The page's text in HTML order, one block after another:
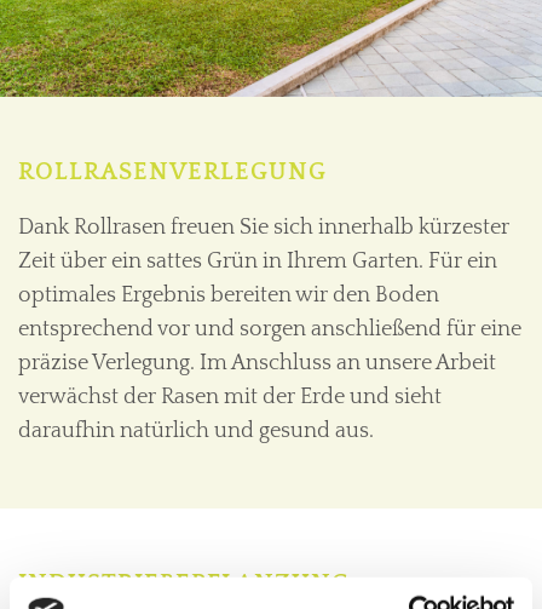
ROLLRASENVERLEGUNG
Dank Rollrasen freuen Sie sich innerhalb kürzester
Zeit über ein sattes Grün in Ihrem Garten. Für ein
optimales Ergebnis bereiten wir den Boden
entsprechend vor und sorgen anschließend für eine
präzise Verlegung. Im Anschluss an unsere Arbeit
verwächst der Rasen mit der Erde und sieht
daraufhin natürlich und gesund aus.
INDUSTRIEBEPFLANZUNG